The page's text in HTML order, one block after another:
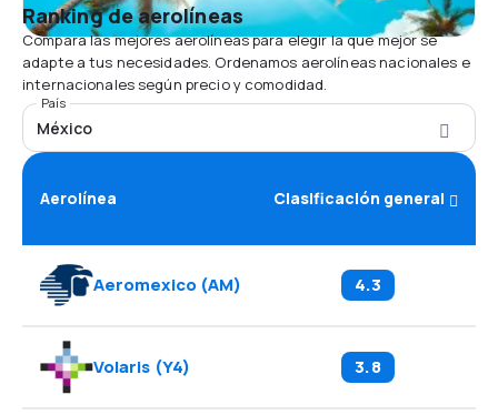
Ranking de aerolíneas
Compara las mejores aerolíneas para elegir la que mejor se
adapte a tus necesidades. Ordenamos aerolíneas nacionales e
internacionales según precio y comodidad.
País
México
Aerolínea Clasificación general
Aeromexico(AM) 4.3
Volaris (Y4) 3.8